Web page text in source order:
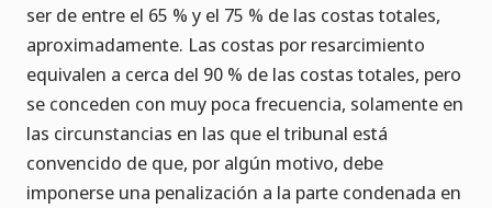
ser de entre el 65 % y el 75 % de las costas totales,
aproximadamente. Las costas por resarcimiento
equivalen a cerca del 90 % de las costas totales, pero
se conceden con muy poca frecuencia, solamente en
las circunstancias en las que el tribunal está
convencido de que, por algún motivo, debe
imponerse una penalización a la parte condenada en